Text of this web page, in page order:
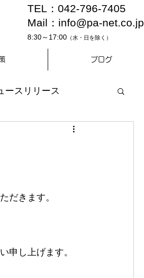
TEL：042-796-7405
Mail： info@pa-net.co.jp
8:30～17:00 （水・日を除く）
ブログ
ースリリース
だきます。
申し上げます。